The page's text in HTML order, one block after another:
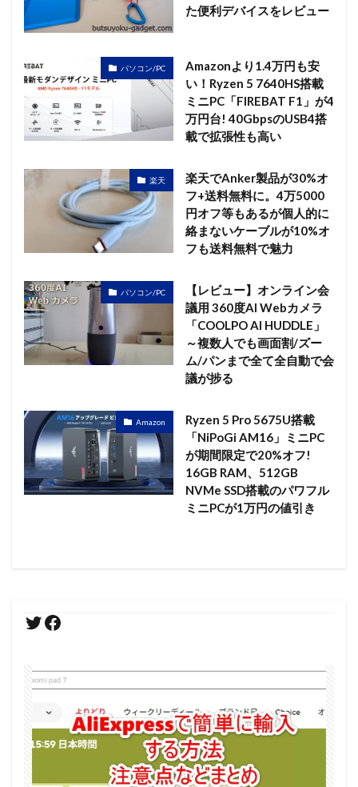
た便利デバイスをレビュー
パソコン/PC
Amazonより1.4万円も安
い！Ryzen 5 7640HS搭載
ミニPC「FIREBAT F1」が4
万円台! 40GbpsのUSB4搭
載で拡張性も高い
楽天
楽天でAnker製品が30%オ
フ+送料無料に。4万5000
円オフ等もあるが個人的に
絡まないケーブルが10%オ
フも送料無料で魅力
パソコン/PC
【レビュー】オンライン会
議用 360度AI Webカメラ
「COOLPO AI HUDDLE」
～複数人でも画面割/ズー
ム/パンまで全て全自動で会
議が捗る
Amazon
Ryzen 5 Pro 5675U搭載
「NiPoGi AM16」ミニPC
が期間限定で20%オフ!
16GB RAM、512GB
NVMe SSD搭載のパワフル
ミニPCが1万円の値引き